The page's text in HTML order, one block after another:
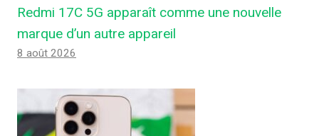
Redmi 17C 5G apparaît comme une nouvelle
marque d’un autre appareil
8 août 2026